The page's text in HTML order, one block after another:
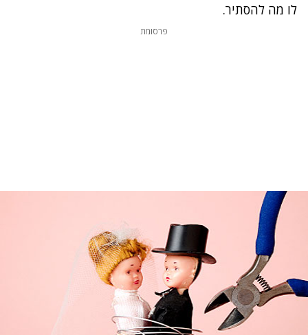
לו מה להסתיר.
פרסומת